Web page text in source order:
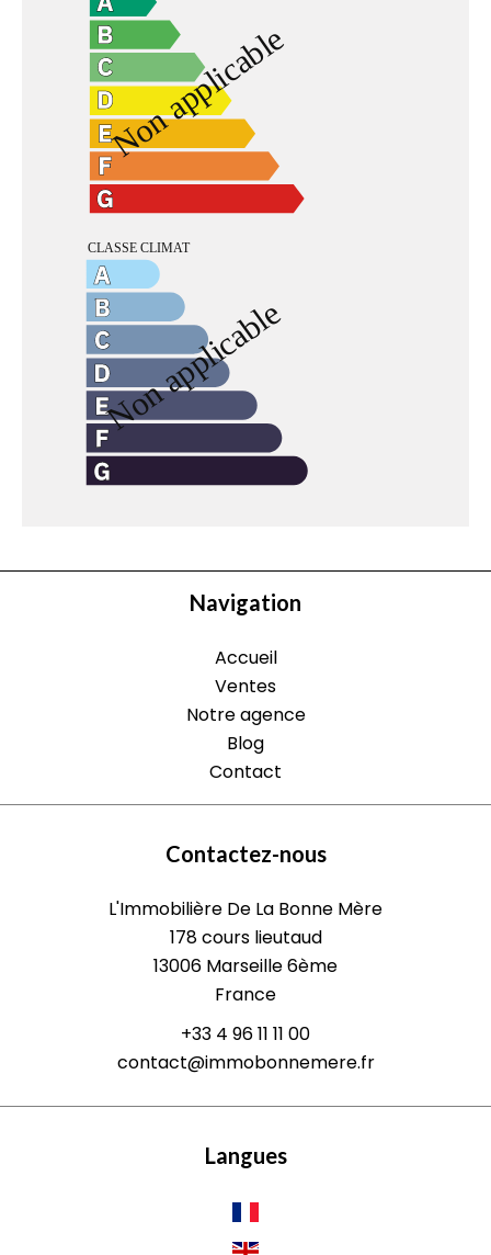
Navigation
Accueil
Ventes
Notre agence
Blog
Contact
Contactez-nous
L'Immobilière De La Bonne Mère
178 cours lieutaud
13006 Marseille 6ème
France
+33 4 96 11 11 00
contact@immobonnemere.fr
Langues